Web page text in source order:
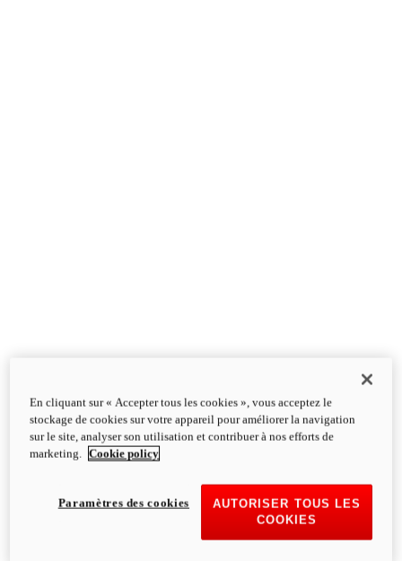
En cliquant sur « Accepter tous les cookies », vous acceptez le
stockage de cookies sur votre appareil pour améliorer la navigation
sur le site, analyser son utilisation et contribuer à nos efforts de
marketing.
Cookie policy
AUTORISER TOUS LES
COOKIES
Paramètres des cookies